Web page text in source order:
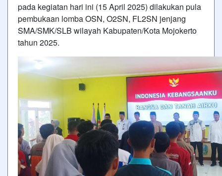
pada kegiatan hari ini (15 April 2025) dilakukan pula
pembukaan lomba OSN, O2SN, FL2SN jenjang
SMA/SMK/SLB wilayah Kabupaten/Kota Mojokerto
tahun 2025.